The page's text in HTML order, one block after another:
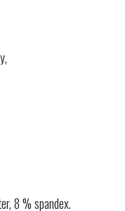
8 % spandex.